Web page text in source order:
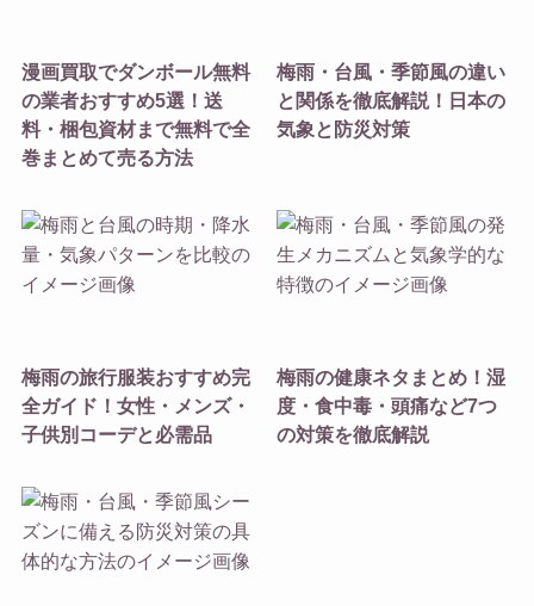
漫画買取でダンボール無料
の業者おすすめ5選！送
料・梱包資材まで無料で全
巻まとめて売る方法
梅雨・台風・季節風の違い
と関係を徹底解説！日本の
気象と防災対策
梅雨の旅行服装おすすめ完
全ガイド！女性・メンズ・
子供別コーデと必需品
梅雨の健康ネタまとめ！湿
度・食中毒・頭痛など7つ
の対策を徹底解説